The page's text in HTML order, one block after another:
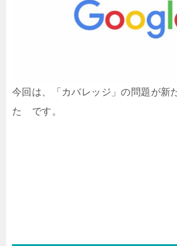
今回は、「カバレッジ」の問題が新
た です。